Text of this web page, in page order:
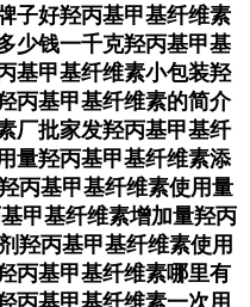
子好羟丙基甲基纤维素
少钱一千克羟丙基甲基
基甲基纤维素小包装羟
丙基甲基纤维素的简介
厂批家发羟丙基甲基纤
量羟丙基甲基纤维素添
丙基甲基纤维素使用量
甲基纤维素增加量羟丙
羟丙基甲基纤维素使用
丙基甲基纤维素哪里有
丙基甲基纤维素一次用